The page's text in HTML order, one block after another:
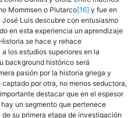
Mommsen o Plutarco[16] y fue en
Luis descubre con entusiasmo
en esta experiencia un aprendizaje
se hace y rehace
los estudios superiores en la
background histórico será
pasión por la historia griega y
por otra, no menos seductora,
destacar que en el espesor
un segmento que pertenece
su primera etapa de investigación